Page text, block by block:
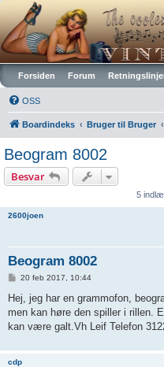
Vintagehifi.dk
Forsiden Forum
OSS
Boardindeks Bruger til Bruger
Beogram 8002
Besvar
5
2600joen
Beogram 8002
d
æ
g
20 feb 2017, 10:44
Hej, jeg har en grammofon,
men kan høre den spiller i rillen.
kan være galt.Vh Leif Telefon
cdp